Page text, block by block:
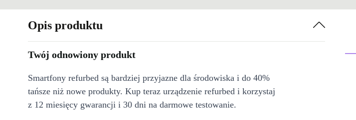
SE (Szwedzki)
Opis produktu
Twój odnowiony produkt
Smartfony refurbed są bardziej przyjazne dla środowiska i do 40%
tańsze niż nowe produkty. Kup teraz urządzenie refurbed i korzystaj
z 12 miesięcy gwarancji i 30 dni na darmowe testowanie.